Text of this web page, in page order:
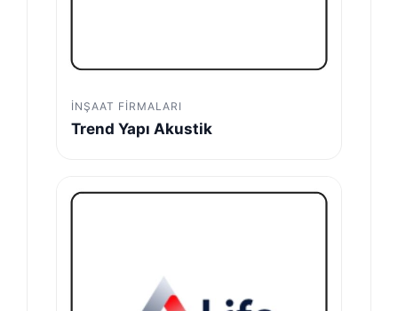
İNŞAAT FIRMALARI
Trend Yapı Akustik